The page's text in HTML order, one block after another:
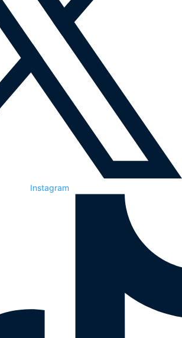
Instagram